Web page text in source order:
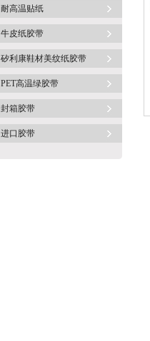
耐高温贴纸
牛皮纸胶带
矽利康鞋材美纹纸胶带
PET高温绿胶带
封箱胶带
进口胶带